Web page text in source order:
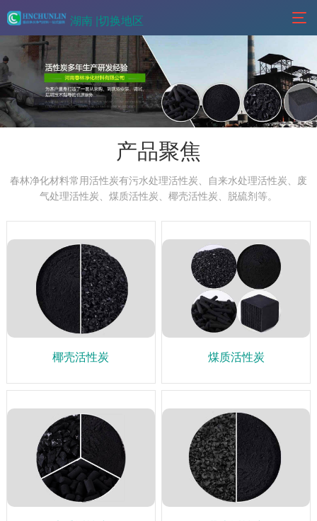
湖南 |切换地区
产品聚焦
春林净化材料常用活性炭有污水处理活性炭、自来水处理活性炭、废
气处理活性炭、煤质活性炭、椰壳活性炭、脱硫剂等。
椰壳活性炭 煤质活性炭